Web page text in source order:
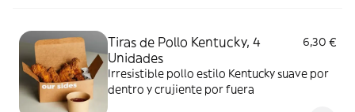
Tiras de Pollo Kentucky, 4
Unidades
6,30 €
Irresistible pollo estilo Kentucky suave por
dentro y crujiente por fuera